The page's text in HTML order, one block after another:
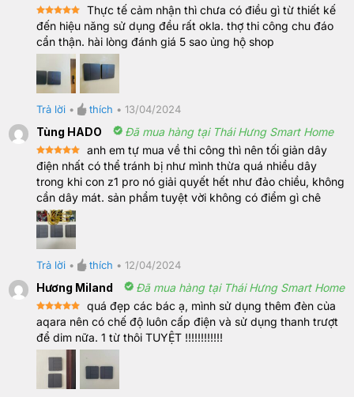
Rated5
out of 5
Thực tế cảm nhận thì chưa có điều gì từ thiết kế
đến hiệu năng sử dụng đều rất okla. thợ thi công chu đáo
cẩn thận. hài lòng đánh giá 5 sao ủng hộ shop
Trả lời • thích •13/04/2024
Tùng HADO Đã mua hàng tại Thái Hưng Smart Home
Rated 5
out of 5
anh em tự mua về thi công thì nên tối giản dây
điện nhất có thể tránh bị như mình thừa quá nhiều dây
trong khi con z1 pro nó giải quyết hết như đảo chiều, không
cần dây mát. sản phẩm tuyệt vời không có điểm gì chê
Trả lời • thích •12/04/2024
Hương Miland Đã mua hàng tại Thái Hưng Smart Home
Rated5
out of 5
quá đẹp các bác ạ, mình sử dụng thêm đèn của
aqara nên có chế độ luôn cấp điện và sử dụng thanh trượt
để dim nữa. 1 từ thôi TUYỆT !!!!!!!!!!!!